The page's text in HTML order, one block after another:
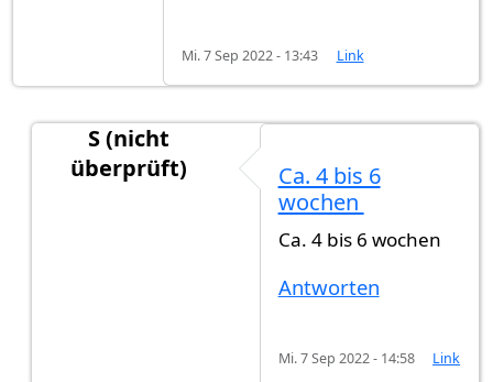
Mi. 7 Sep 2022 - 13:43 Link
S (nicht
überprüft)
Hallo, Ich habe meinen…
Ca. 4 bis 6
wochen
Ca. 4 bis 6 wochen
Antworten
Mi. 7 Sep 2022 - 14:58 Link